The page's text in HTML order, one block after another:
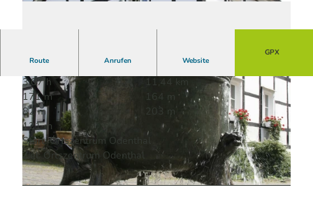
© Das Bergische / David Bosbach | KI-optimiert | CC-BY-SA
Route Anrufen Website
GPX
3:07 h
11,44 km
171 m
164 m
82 m
203 m
121 m
Start: Ortszentrum Odenthal
Ziel: Ortszentrum Odenthal